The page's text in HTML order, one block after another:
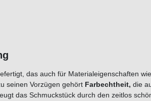
das auch für Materialeigenschaften
seinen Vorzügen gehört Farbechtheit, die
das Schmuckstück durch den zeitlos